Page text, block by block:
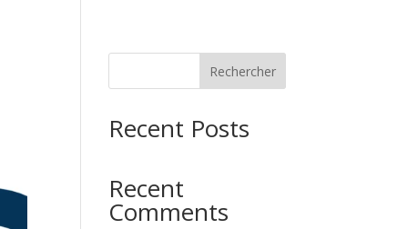
Rechercher
Recent Posts
Recent
Comments